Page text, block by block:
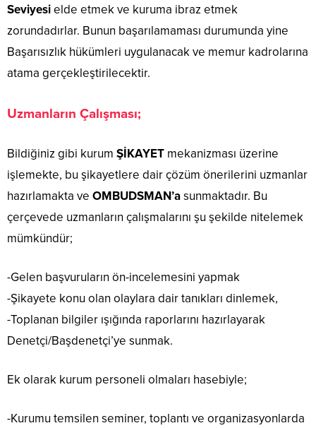
Seviyesielde etmek ve kuruma ibraz etmek
zorundadırlar. Bunun başarılamaması durumunda yine
Başarısızlık hükümleri uygulanacak ve memur kadrolarına
atama gerçekleştirilecektir.
Uzmanların Çalışması;
Bildiğiniz gibi kurum ŞİKAYET mekanizması üzerine
işlemekte, bu şikayetlere dair çözüm önerilerini uzmanlar
hazırlamakta ve OMBUDSMAN’asunmaktadır. Bu
çerçevede uzmanların çalışmalarını şu şekilde nitelemek
mümkündür;
-Gelen başvuruların ön-incelemesini yapmak
-Şikayete konu olan olaylara dair tanıkları dinlemek,
-Toplanan bilgiler ışığında raporlarını hazırlayarak
Denetçi/Başdenetçi’ye sunmak.
Ek olarak kurum personeli olmaları hasebiyle;
-Kurumu temsilen seminer, toplantı ve organizasyonlarda